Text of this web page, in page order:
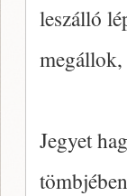
leszálló
Jegyet